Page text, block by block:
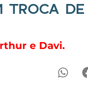
TROCA DE
e Davi.